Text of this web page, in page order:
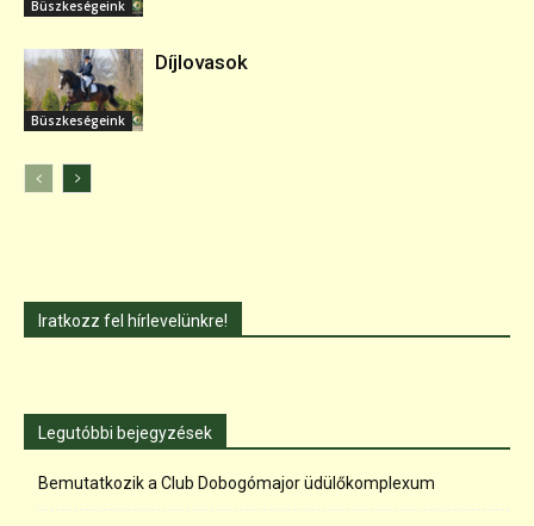
Büszkeségeink
Büszkeségeink
Díjlovasok
Iratkozz fel hírlevelünkre!
Legutóbbi bejegyzések
Bemutatkozik a Club Dobogómajor üdülőkomplexum